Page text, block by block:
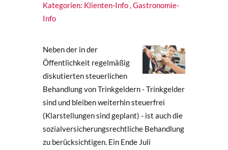
Kategorien: Klienten-Info,Gastronomie-
Info
Neben der in der
Öffentlichkeit regelmäßig
diskutierten steuerlichen
Behandlung von Trinkgeldern - Trinkgelder
sind und bleiben weiterhin steuerfrei
(Klarstellungen sind geplant) - ist auch die
sozialversicherungsrechtliche Behandlung
zu berücksichtigen. Ein Ende Juli